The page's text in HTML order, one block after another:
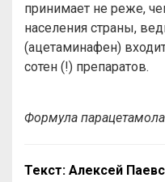
принимает не реже,
населения страны,
(ацетаминафен)
сотен (!) препаратов.
Формула парацетамола
Текст: Алексей